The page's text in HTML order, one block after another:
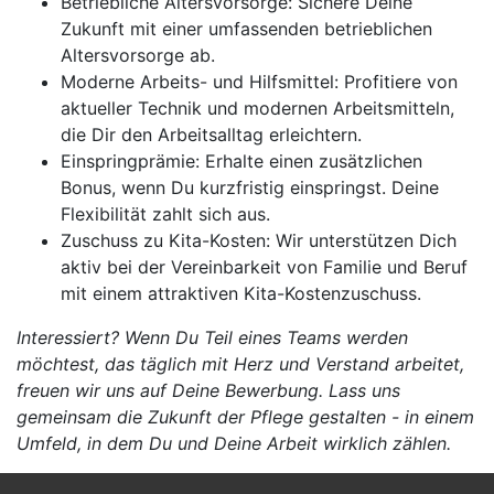
Zukunft mit einer umfassenden betrieblichen
Altersvorsorge ab.
Moderne Arbeits- und Hilfsmittel: Profitiere von
aktueller Technik und modernen Arbeitsmitteln,
die Dir den Arbeitsalltag erleichtern.
Einspringprämie: Erhalte einen zusätzlichen
Bonus, wenn Du kurzfristig einspringst. Deine
Flexibilität zahlt sich aus.
Zuschuss zu Kita-Kosten: Wir unterstützen Dich
aktiv bei der Vereinbarkeit von Familie und Beruf
mit einem attraktiven Kita-Kostenzuschuss.
Interessiert? Wenn Du Teil eines Teams werden
möchtest, das täglich mit Herz und Verstand arbeitet,
freuen wir uns auf Deine Bewerbung. Lass uns
gemeinsam die Zukunft der Pflege gestalten - in einem
Umfeld, in dem Du und Deine Arbeit wirklich zählen.